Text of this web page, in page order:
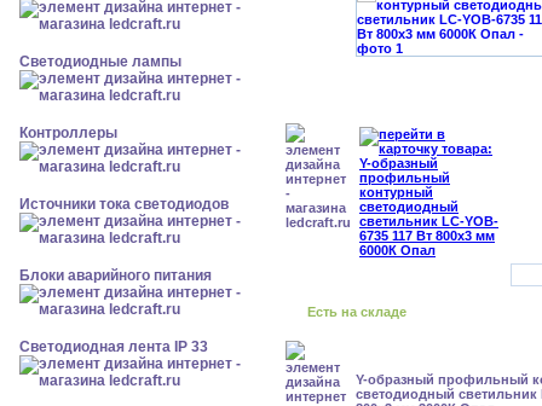
Светодиодные лампы
Контроллеры
Источники тока светодиодов
Блоки аварийного питания
Светодиодная лента IP 33
Есть на складе
Y-образный профильный
cветодиодный светильник